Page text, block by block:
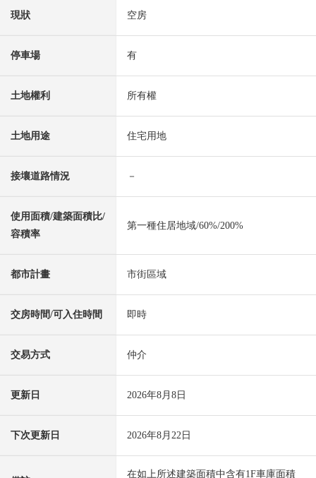
現狀 空房
停車場 有
土地權利 所有權
土地用途 住宅用地
接壤道路情況 －
使用面積/建築面積比/
容積率
第一種住居地域/60%/200%
都市計畫 市街區域
交房時間/可入住時間 即時
交易方式 仲介
更新日 2026年8月8日
下次更新日 2026年8月22日
在如上所述建築面積中含有1F車庫面積